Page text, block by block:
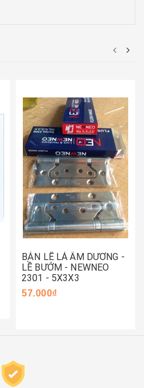
BẢN LỀ LÁ ÂM DƯƠNG -
LỀ BƯỚM - NEWNEO
2301 - 5X3X3
57.000₫